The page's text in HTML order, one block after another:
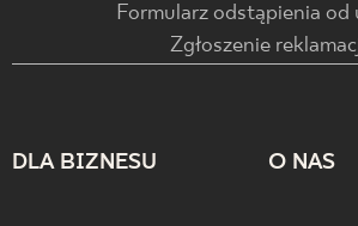
Formularz odstąpienia od
Zgłoszenie
DLA BIZNESU O NAS